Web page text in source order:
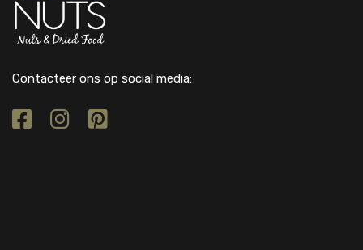
Contacteer ons op social media: